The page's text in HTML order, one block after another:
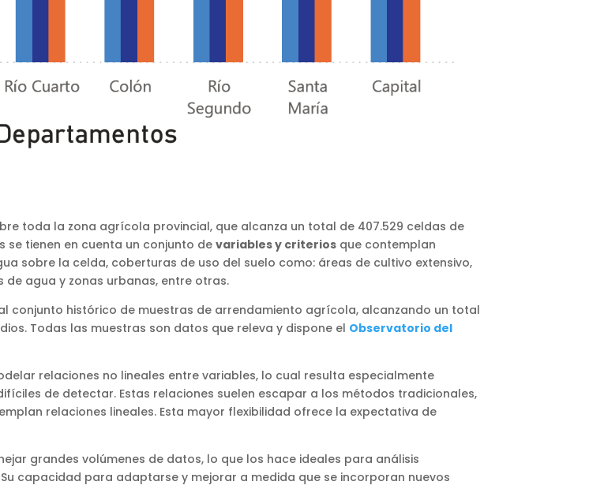
toda la zona agrícola provincial, que alcanza un total de 407.529 celdas de
se tienen en cuenta un conjunto devariables y criterios que contemplan
sobre la celda, coberturas de uso del suelo como: áreas de cultivo extensivo,
agua y zonas urbanas, entre otras.
conjunto histórico de muestras de arrendamiento agrícola, alcanzando un total
Todas las muestras son datos que releva y dispone el Observatorio del
relaciones no lineales entre variables, lo cual resulta especialmente
de detectar. Estas relaciones suelen escapar a los métodos tradicionales,
relaciones lineales. Esta mayor flexibilidad ofrece la expectativa de
grandes volúmenes de datos, lo que los hace ideales para análisis
capacidad para adaptarse y mejorar a medida que se incorporan nuevos